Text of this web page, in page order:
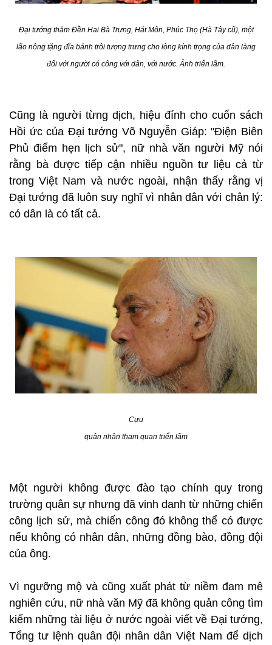
Đại tướng thăm Đền Hai Bà Trưng, Hát Môn, Phúc Thọ (Hà Tây cũ), một
lão nông tặng đĩa bánh trôi tượng trưng cho lòng kính trọng của dân làng
đối với người có công với dân, với nước. Ảnh triển lãm.
Cũng là người từng dịch, hiệu đính cho cuốn sách
Hồi ức của Đại tướng Võ Nguyễn Giáp: "Điện Biên
Phủ điểm hẹn lịch sử", nữ nhà văn người Mỹ nói
rằng bà được tiếp cận nhiều nguồn tư liệu cả từ
trong Việt Nam và nước ngoài, nhận thấy rằng vị
Đại tướng đã luôn suy nghĩ vì nhân dân với chân lý:
có dân là có tất cả.
Cựu
quân nhân tham quan triển lãm
Một người không được đào tạo chính quy trong
trường quân sự nhưng đã vinh danh từ những chiến
công lịch sử, mà chiến công đó không thể có được
nếu không có nhân dân, những đồng bào, đồng đội
của ông.
Vì ngưỡng mộ và cũng xuất phát từ niềm đam mê
nghiên cứu, nữ nhà văn Mỹ đã không quản công tìm
kiếm những tài liệu ở nước ngoài viết về Đại tướng,
Tổng tư lệnh quân đội nhân dân Việt Nam để dịch